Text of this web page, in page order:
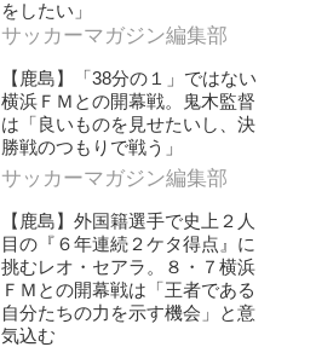
をしたい」
サッカーマガジン編集部
【鹿島】「38分の１」ではない
横浜ＦＭとの開幕戦。鬼木監督
は「良いものを見せたいし、決
勝戦のつもりで戦う」
サッカーマガジン編集部
【鹿島】外国籍選手で史上２人
目の『６年連続２ケタ得点』に
挑むレオ・セアラ。８・７横浜
ＦＭとの開幕戦は「王者である
自分たちの力を示す機会」と意
気込む